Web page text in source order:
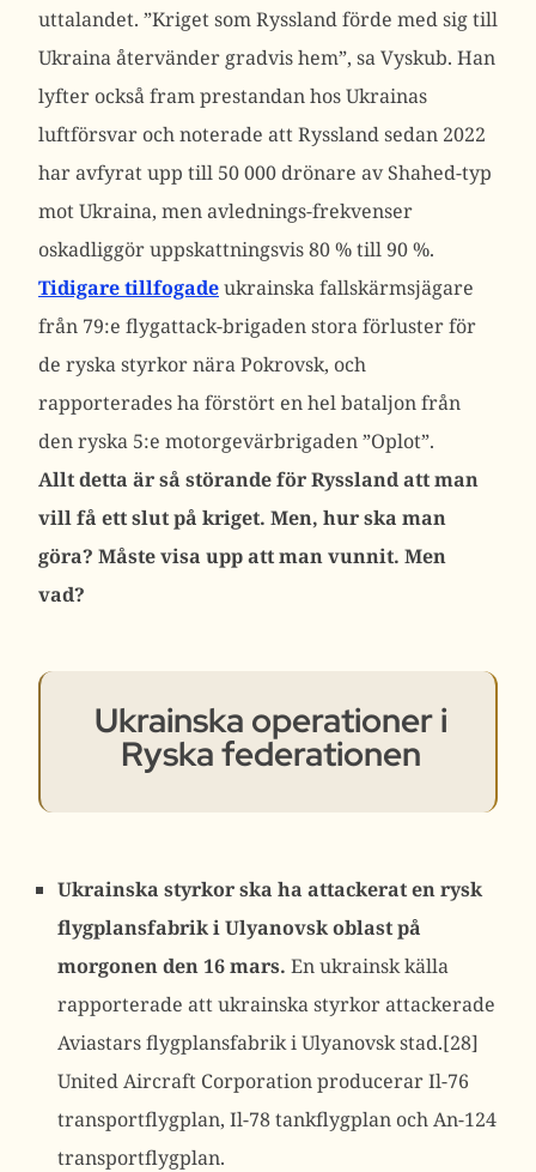
uttalandet. ”Kriget som Ryssland förde med sig till
Ukraina återvänder gradvis hem”, sa Vyskub. Han
lyfter också fram prestandan hos Ukrainas
luftförsvar och noterade att Ryssland sedan 2022
har avfyrat upp till 50 000 drönare av Shahed-typ
mot Ukraina, men avlednings-frekvenser
oskadliggör uppskattningsvis 80 % till 90 %.
Tidigare tillfogadeukrainska fallskärmsjägare
från 79:e flygattack-brigaden stora förluster för
de ryska styrkor nära Pokrovsk, och
rapporterades ha förstört en hel bataljon från
den ryska 5:e motorgevärbrigaden ”Oplot”.
Allt detta är så störande för Ryssland att man
vill få ett slut på kriget. Men, hur ska man
göra? Måste visa upp att man vunnit. Men
vad?
Ukrainska operationer i
Ryska federationen
Ukrainska styrkor ska ha attackerat en rysk
flygplansfabrik i Ulyanovsk oblast på
morgonen den 16 mars. En ukrainsk källa
rapporterade att ukrainska styrkor attackerade
Aviastars flygplansfabrik i Ulyanovsk stad.[28]
United Aircraft Corporation producerar Il-76
transportflygplan, Il-78 tankflygplan och An-124
transportflygplan.